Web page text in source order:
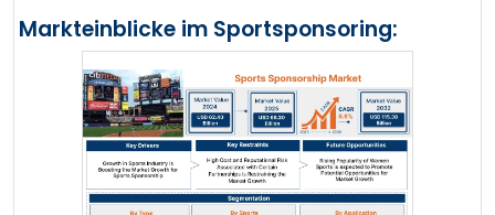
Markteinblicke im Sportsponsoring: